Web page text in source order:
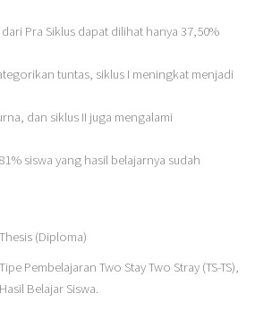
Pra Siklus dapat dilihat hanya 37,50%
tuntas, siklus I meningkat menjadi
dan siklus II juga mengalami
siswa yang hasil belajarnya sudah
Thesis (Diploma)
Tipe Pembelajaran Two Stay Two Stray (TS-TS),
Hasil Belajar Siswa.